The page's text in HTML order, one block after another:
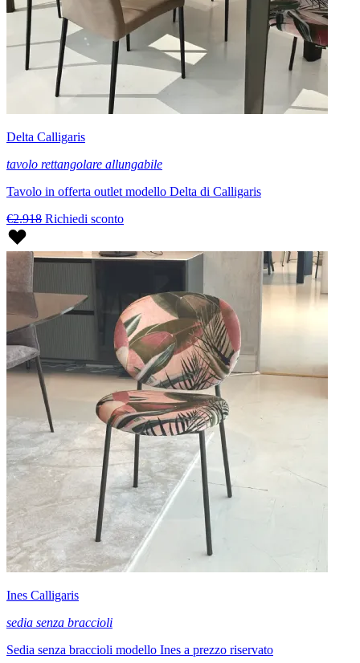
Delta Calligaris
tavolo rettangolare allungabile
Tavolo in offerta outlet modello Delta di Calligaris
€2.918 Richiedi sconto
Ines Calligaris
sedia senza braccioli
Sedia senza braccioli modello Ines a prezzo riservato